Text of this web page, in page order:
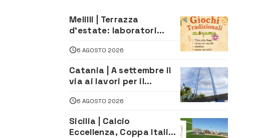
Melilli | Terrazza
d’estate: laboratori
styling e giochi
tradizionali di Zuimama,
ecco come iscriversi
6 AGOSTO 2026
Catania | A settembre il
via ai lavori per il
sud del porto
6 AGOSTO 2026
Sicilia | Calcio
Eccellenza, Coppa Italia: